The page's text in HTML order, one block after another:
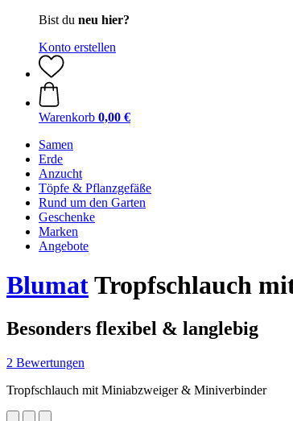
Bist du neu hier?
Konto erstellen
Warenkorb 0,00 €
Samen
Erde
Anzucht
Töpfe & Pflanzgefäße
Rund um den Garten
Geschenke
Marken
Angebote
BlumatTropfschlauch
Besonders flexibel & langlebig
2 Bewertungen
Tropfschlauch mit Miniabzweiger & Miniverbinder